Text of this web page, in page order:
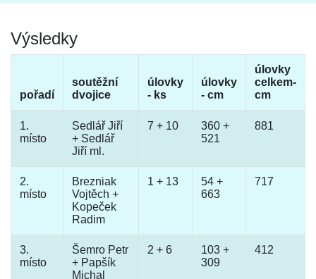
Výsledky
pořadí
soutěžní
dvojice
úlovky
- ks
úlovky
- cm
úlovky
celkem-
cm
1.
místo
Sedlář Jiří
+ Sedlář
Jiří ml.
7 + 10
360 +
521
881
2.
místo
Brezniak
Vojtěch +
Kopeček
Radim
1 + 13
54 +
663
717
3.
místo
Šemro Petr
+ Papšík
Michal
2 + 6
103 +
309
412